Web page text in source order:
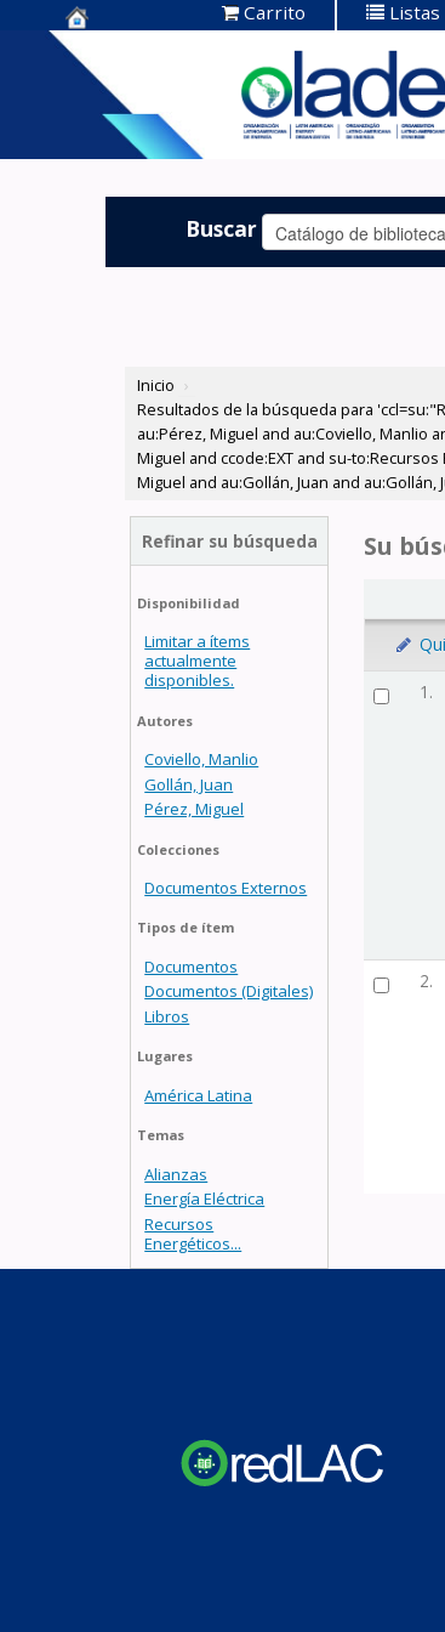
Centro de
Documentación
OLADE -
Carrito Listas
Buscar
Inicio ›
Resultados de la búsqueda para
au:Pérez, Miguel and au:Coviello, Manlio
Miguel and ccode:EXT and su-
Miguel and au:Gollán, Juan and au:Gollán,
Refinar su búsqueda
Disponibilidad
Limitar a ítems
actualmente
disponibles.
Autores
Coviello, Manlio
Gollán, Juan
Pérez, Miguel
Colecciones
Documentos Externos
Tipos de ítem
Documentos
Documentos (Digitales)
Libros
Lugares
América Latina
Temas
Alianzas
Energía Eléctrica
Recursos
Energéticos...
Su
1.
2.